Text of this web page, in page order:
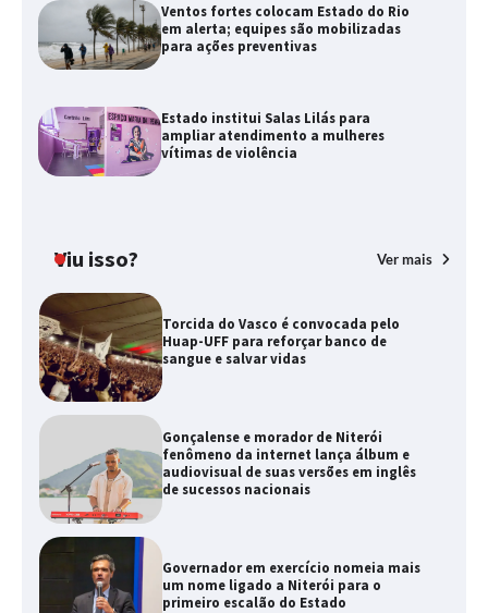
Ventos fortes colocam Estado do Rio
em alerta; equipes são mobilizadas
para ações preventivas
Estado institui Salas Lilás para
ampliar atendimento a mulheres
vítimas de violência
Viu isso? Ver mais
Torcida do Vasco é convocada pelo
Huap-UFF para reforçar banco de
sangue e salvar vidas
Gonçalense e morador de Niterói
fenômeno da internet lança álbum e
audiovisual de suas versões em inglês
de sucessos nacionais
Governador em exercício nomeia mais
um nome ligado a Niterói para o
primeiro escalão do Estado